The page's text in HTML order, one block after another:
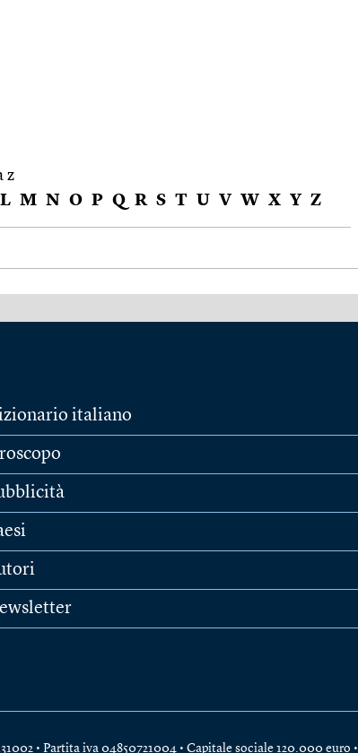
z
L M N O P Q R S T U V W X Y Z
italiano
• Partita iva 04850721004 • Capitale sociale 120.000 euro •